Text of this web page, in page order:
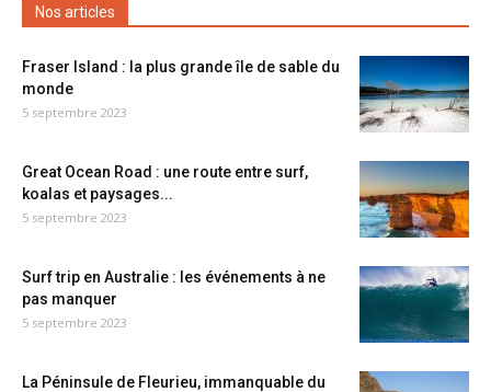
Nos articles
Fraser Island : la plus grande île de sable du
monde
5 septembre 2023
Great Ocean Road : une route entre surf,
koalas et paysages...
5 septembre 2023
Surf trip en Australie : les événements à ne
pas manquer
5 septembre 2023
La Péninsule de Fleurieu, immanquable du